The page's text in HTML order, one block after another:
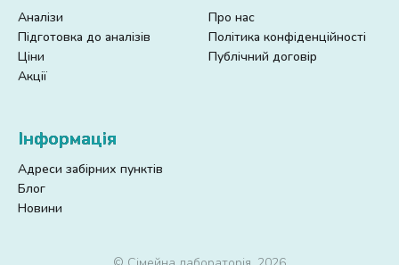
Аналізи
Підготовка до аналізів
Ціни
Акції
Про нас
Політика конфіденційності
Публічний договір
Інформація
Адреси забірних пунктів
Блог
Новини